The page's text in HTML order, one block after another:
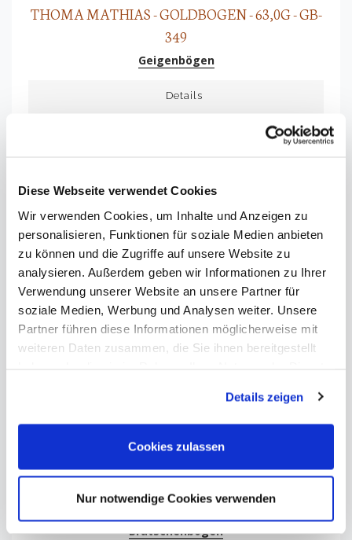
Diese Webseite verwendet Cookies
Wir verwenden Cookies, um Inhalte und Anzeigen zu
personalisieren, Funktionen für soziale Medien anbieten
zu können und die Zugriffe auf unsere Website zu
analysieren. Außerdem geben wir Informationen zu Ihrer
Verwendung unserer Website an unsere Partner für
soziale Medien, Werbung und Analysen weiter. Unsere
Partner führen diese Informationen möglicherweise mit
weiteren Daten zusammen, die Sie ihnen bereitgestellt
Cookies, wenn Sie unsere Webseite weiterhin nutzen.
Details zeigen
Cookies zulassen
Nur notwendige Cookies verwenden
THOMA MATHIAS - GOLDBOGEN - 63,0G - GB-
349
Geigenbögen
Details
GRÜNKE RICHARD - GOLDBOGEN - BB-058
Bratschenbögen